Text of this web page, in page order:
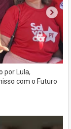
por Lula,
com o Futuro